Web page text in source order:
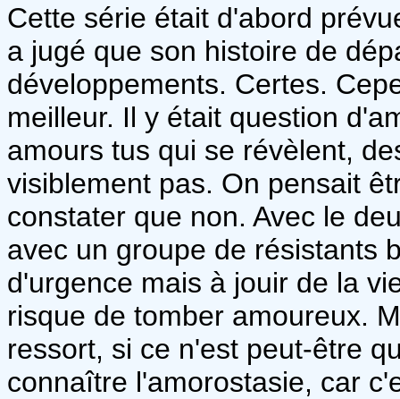
Cette série était d'abord
a jugé que son histoire de
développements. Certes.
meilleur. Il y était question
amours tus qui se révèlent,
visiblement pas. On pensait
constater que non. Avec le
avec un groupe de résistants
d'urgence mais à jouir de la
risque de tomber amoureux.
ressort, si ce n'est peut-être
connaître l'amorostasie, car